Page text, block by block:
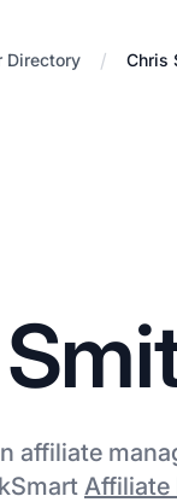
Directory / Chris
affiliate
Affiliate